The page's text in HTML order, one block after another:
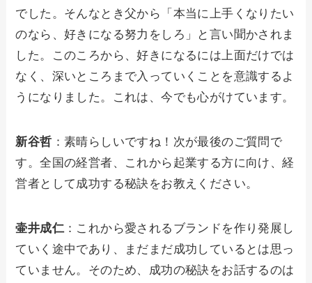
でした。そんなとき父から「本当に上手くなりたい
のなら、好きになる努力をしろ」と言い聞かされま
した。このころから、好きになるには上面だけでは
なく、深いところまで入っていくことを意識するよ
うになりました。これは、今でも心がけています。
新谷哲 ：素晴らしいですね！次が最後のご質問で
す。全国の経営者、これから起業する方に向け、経
営者として成功する秘訣をお教えください。
壷井成仁 ：これから愛されるブランドを作り発展し
ていく途中であり、まだまだ成功しているとは思っ
ていません。そのため、成功の秘訣をお話するのは